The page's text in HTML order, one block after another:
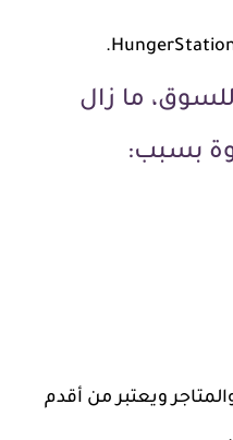
ما زال
ويعتبر من أقدم